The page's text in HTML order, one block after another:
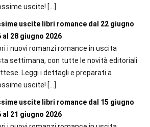
uscite! […]
uscite libri romance dal 22 giugno
al 28 giugno 2026
i nuovi romanzi romance in uscita
settimana, con tutte le novità editoriali
Leggi i dettagli e preparati a
uscite! […]
uscite libri romance dal 15 giugno
al 21 giugno 2026